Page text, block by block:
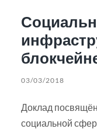
03/03/2018
Доклад
социальной